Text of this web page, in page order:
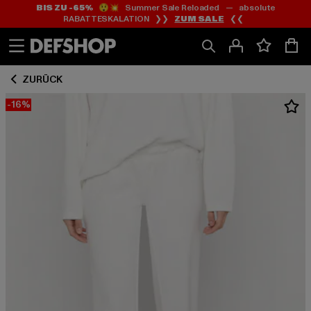
Zum
Inhalt
springen
Zum
Fußzeile
springen
BIS ZU -65%😲💥 Summer Sale Reloaded — absolute
RABATTESKALATION ❯❯ ZUM SALE ❮❮
ZURÜCK
-16%